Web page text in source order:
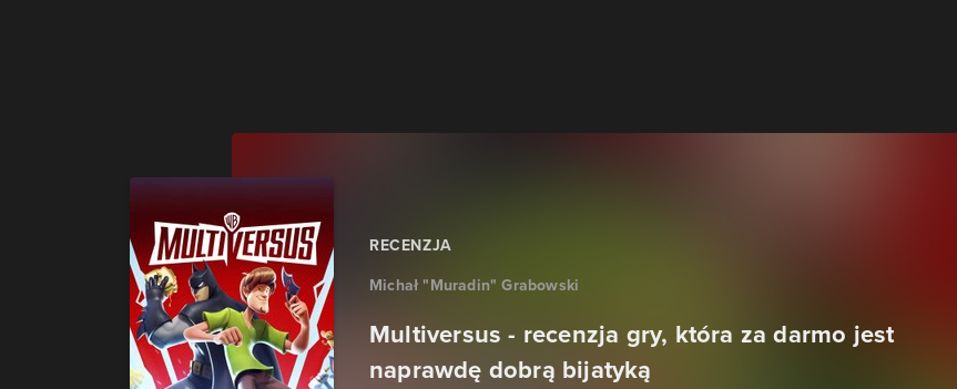
RECENZJA
Michał "Muradin" Grabowski
Multiversus - recenzja gry, która za darmo jest
naprawdę dobrą bijatyką